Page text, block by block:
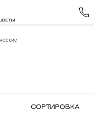
СОРТИРОВКА